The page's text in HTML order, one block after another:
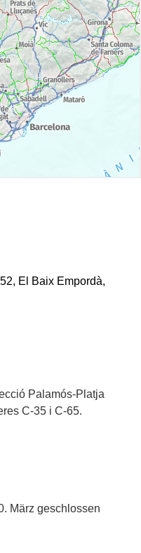
El Baix Empordà,
Palamós-Platja
C-35 i C-65.
März geschlossen